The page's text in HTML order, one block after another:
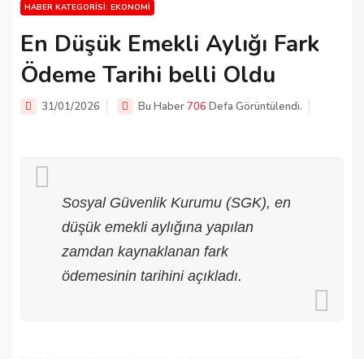
HABER KATEGORISI: EKONOMI
En Düşük Emekli Aylığı Fark
Ödeme Tarihi belli Oldu
31/01/2026 Bu Haber706 Defa Görüntülendi.
Sosyal Güvenlik Kurumu (SGK), en
düşük emekli aylığına yapılan
zamdan kaynaklanan fark
ödemesinin tarihini açıkladı.